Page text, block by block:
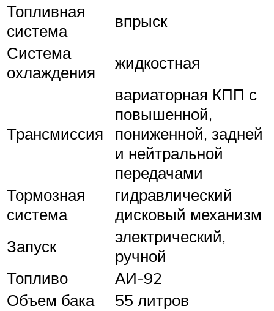
Топливная
система
впрыск
Система
охлаждения
жидкостная
Трансмиссия
вариаторная КПП с
повышенной,
пониженной, задней
и нейтральной
передачами
Тормозная
система
гидравлический
дисковый механизм
Запуск
электрический,
ручной
Топливо
АИ-92
Объем бака
55 литров